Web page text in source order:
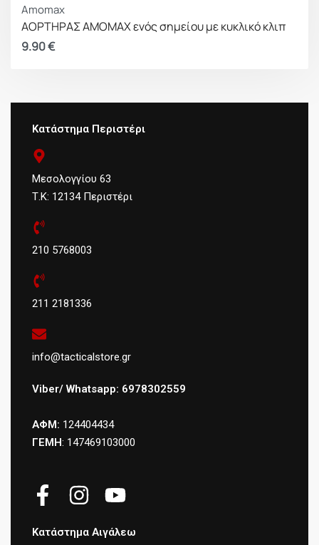
Amomax
ΑΟΡΤΗΡΑΣ AMOMAX ενός σημείου με κυκλικό κλιπ
9.90€
Κατάστημα Περιστέρι
Μεσολογγίου 63
Τ.Κ: 12134 Περιστέρι
210 5768003
211 2181336
info@tacticalstore.gr
Viber/ Whatsapp: 6978302559
ΑΦΜ: 124404434
ΓΕΜΗ: 147469103000
Κατάστημα Αιγάλεω